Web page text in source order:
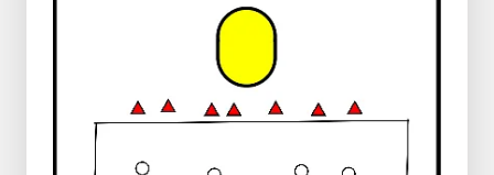
en met 1 moet daar buiten
Daarna kom je 3 hordes tegen welke zich
opbouwen van laag naar hoog, waar je
overheen moet springen
Onderweg neem je een zakje uit de emmer
mee
Welk team heeft als eerste alle zakjes aan